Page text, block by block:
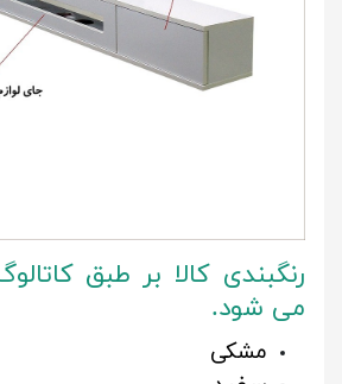
رنگبندی کالا بر طبق
می شود.
مشکی